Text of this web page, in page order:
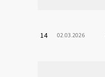
14 02.03.2026